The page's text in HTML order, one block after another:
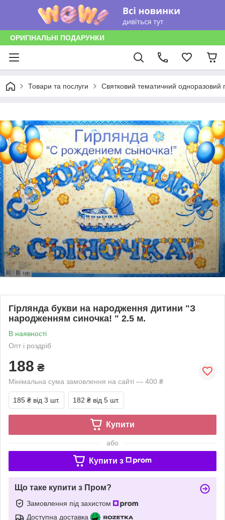
ОРИГІНАЛЬНІ ПОДАРУНКИ
Товари та послуги Святковий тематичний одноразовий
Гірлянда букви на народження дитини "З
народженням синочка! " 2.5 м.
В наявності
Опт і роздріб
188 ₴
Мінімальна сума замовлення на сайті — 400 ₴
185 ₴ від 3 шт. 182 ₴ від 5 шт.
Купити
або
Купити з
Що таке купити з Пром?
Замовлення під захистом
Доступна доставка